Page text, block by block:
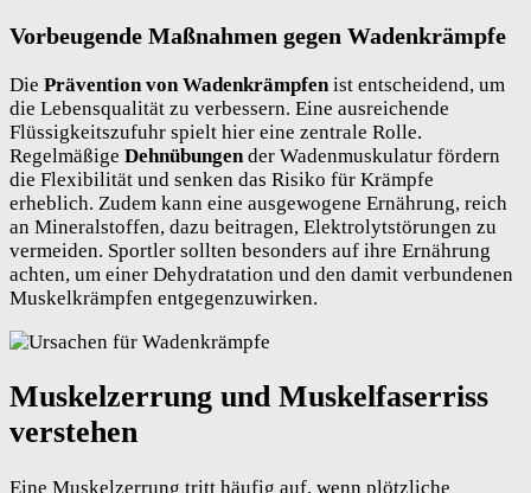
Vorbeugende Maßnahmen gegen Wadenkrämpfe
Die Prävention von Wadenkrämpfenist entscheidend, um
die Lebensqualität zu verbessern. Eine ausreichende
Flüssigkeitszufuhr spielt hier eine zentrale Rolle.
Regelmäßige Dehnübungender Wadenmuskulatur fördern
die Flexibilität und senken das Risiko für Krämpfe
erheblich. Zudem kann eine ausgewogene Ernährung, reich
an Mineralstoffen, dazu beitragen, Elektrolytstörungen zu
vermeiden. Sportler sollten besonders auf ihre Ernährung
achten, um einer Dehydratation und den damit verbundenen
Muskelkrämpfen entgegenzuwirken.
Muskelzerrung und Muskelfaserriss
verstehen
Eine Muskelzerrung tritt häufig auf, wenn plötzliche